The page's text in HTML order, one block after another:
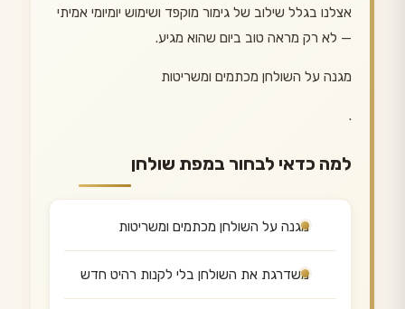
אצלנו בגלל שילוב של גימור מוקפד ושימוש יומיומי אמיתי
— לא רק מראה טוב ביום שהוא מגיע.
מגנה על השולחן מכתמים ומשריטות
.
למה כדאי לבחור במפת שולחן
מגנה על השולחן מכתמים ומשריטות
משדרגת את השולחן בלי לקנות רהיט חדש